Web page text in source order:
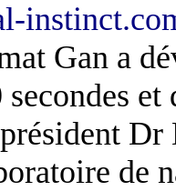
Gan a
secondes
de